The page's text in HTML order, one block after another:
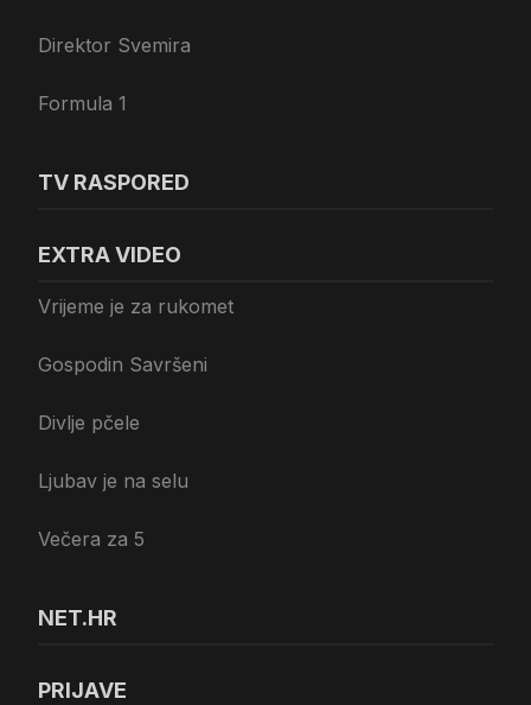
Direktor Svemira
Formula 1
TV RASPORED
EXTRA VIDEO
Vrijeme je za rukomet
Gospodin Savršeni
Divlje pčele
Ljubav je na selu
Večera za 5
NET.HR
PRIJAVE